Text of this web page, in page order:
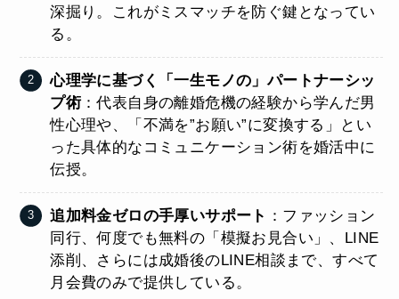
深掘り。これがミスマッチを防ぐ鍵となってい
る。
心理学に基づく「一生モノの」パートナーシッ
プ術：代表自身の離婚危機の経験から学んだ男
性心理や、「不満を”お願い”に変換する」とい
った具体的なコミュニケーション術を婚活中に
伝授。
追加料金ゼロの手厚いサポート ：ファッション
同行、何度でも無料の「模擬お見合い」、LINE
添削、さらには成婚後のLINE相談まで、すべて
月会費のみで提供している。